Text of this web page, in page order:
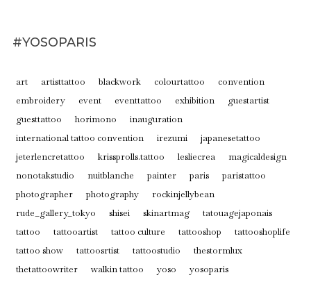
#YOSOPARIS
art artisttattoo blackwork colourtattoo
convention
embroidery
event eventtattoo exhibition
guestartist
guesttattoo
horimono
inauguration
international tattoo convention
irezumi
japanesetattoo
jeterlencretattoo
krissprolls.tattoo lesliecrea
magicaldesign
nonotakstudio
nuitblanche painter paris
paristattoo
photographer
photography
rockinjellybean
rude_gallery_tokyo
shisei skinartmag
tatouagejaponais
tattoo
tattooartist tattoo culture tattooshop
tattooshoplife
tattoo show
tattoosrtist tattoostudio
thestormlux
thetattoowriter
walkin tattoo yoso yosoparis